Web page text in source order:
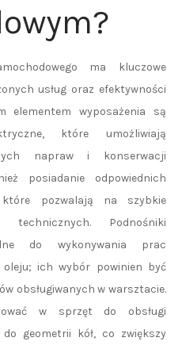
ma kluczowe
usług oraz efektywności
elementem wyposażenia są
które umożliwiają
napraw i konserwacji
posiadanie odpowiednich
które pozwalają na szybkie
technicznych. Podnośniki
do wykonywania prac
oleju; ich wybór powinien być
obsługiwanych w warsztacie.
w sprzęt do obsługi
geometrii kół, co zwiększy